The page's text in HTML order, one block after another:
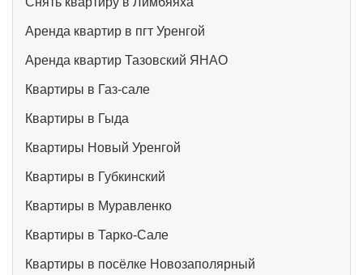
Аренда квартир в пгт Уренгой
Аренда квартир Тазовский ЯНАО
Квартиры в Газ-сале
Квартиры в Гыда
Квартиры Новый Уренгой
Квартиры в Губкинский
Квартиры в Муравленко
Квартиры в Тарко-Сале
Квартиры в посёлке Новозаполярный